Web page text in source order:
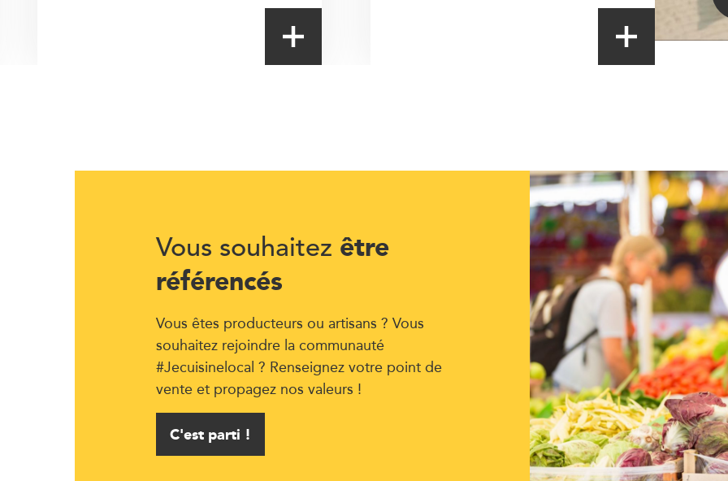
Vous souhaitez être
référencés
Vous êtes producteurs ou artisans ? Vous
souhaitez rejoindre la communauté
#Jecuisinelocal ? Renseignez votre point de
vente et propagez nos valeurs !
C'est parti !